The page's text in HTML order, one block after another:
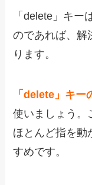
「delete」キ
のであれば、解
ります。
「delete」キー
使いましょう。
ほとんど指を動
すめです。